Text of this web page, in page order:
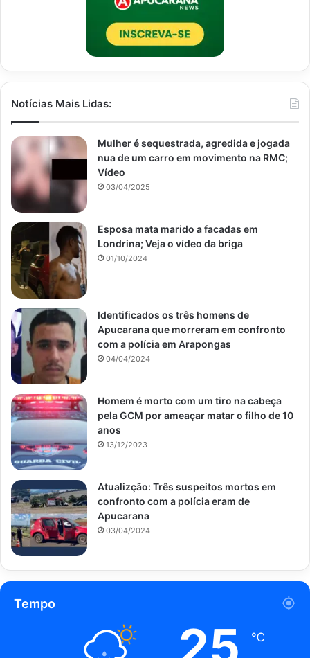
Notícias Mais Lidas:
Mulher é sequestrada, agredida e jogada
nua de um carro em movimento na RMC;
Vídeo
03/04/2025
Esposa mata marido a facadas em
Londrina; Veja o vídeo da briga
01/10/2024
Identificados os três homens de
Apucarana que morreram em confronto
com a polícia em Arapongas
04/04/2024
Homem é morto com um tiro na cabeça
pela GCM por ameaçar matar o filho de 10
anos
13/12/2023
Atualizção: Três suspeitos mortos em
confronto com a polícia eram de
Apucarana
03/04/2024
Tempo
℃